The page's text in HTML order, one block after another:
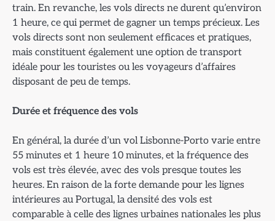
train. En revanche, les vols directs ne durent qu’environ
1 heure, ce qui permet de gagner un temps précieux. Les
vols directs sont non seulement efficaces et pratiques,
mais constituent également une option de transport
idéale pour les touristes ou les voyageurs d’affaires
disposant de peu de temps.
Durée et fréquence des vols
En général, la durée d’un vol Lisbonne-Porto varie entre
55 minutes et 1 heure 10 minutes, et la fréquence des
vols est très élevée, avec des vols presque toutes les
heures. En raison de la forte demande pour les lignes
intérieures au Portugal, la densité des vols est
comparable à celle des lignes urbaines nationales les plus